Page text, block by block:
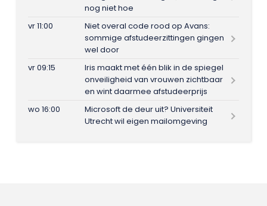
nog niet hoe
vr 11:00
Niet overal code rood op Avans:
sommige afstudeerzittingen gingen
wel door
vr 09:15
Iris maakt met één blik in de spiegel
onveiligheid van vrouwen zichtbaar
en wint daarmee afstudeerprijs
wo 16:00
Microsoft de deur uit? Universiteit
Utrecht wil eigen mailomgeving